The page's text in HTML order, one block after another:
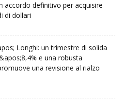
accordo definitivo per acquisire
di dollari
Longhi: un trimestre di solida
e una robusta
una revisione al rialzo